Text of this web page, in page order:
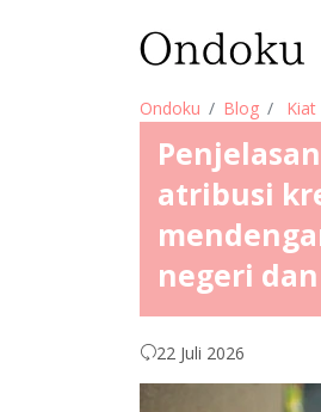
Ondoku Blog Kiat
atribusi
negeri
22 Juli 2026